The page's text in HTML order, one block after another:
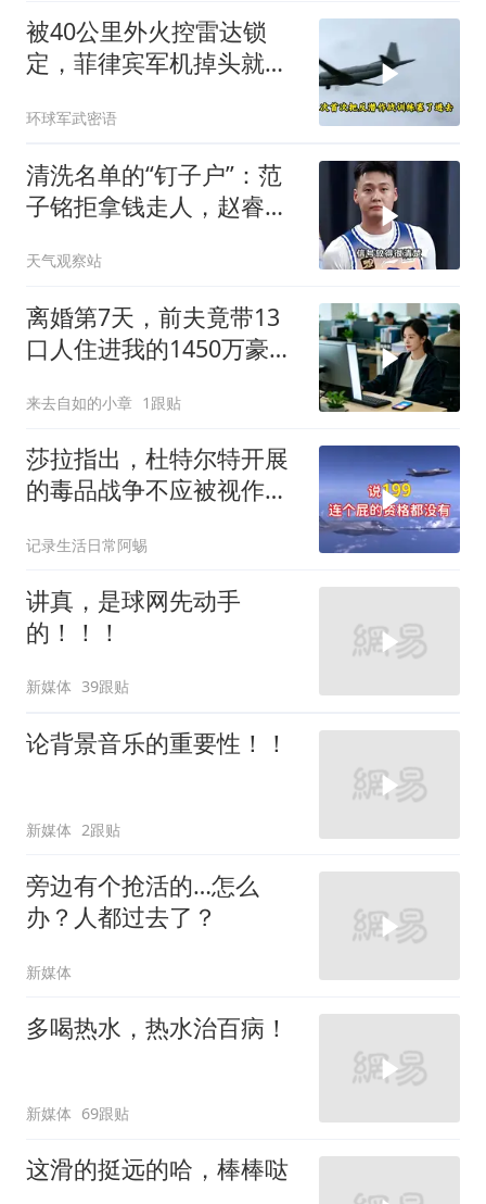
被40公里外火控雷达锁
定，菲律宾军机掉头就
场
环球军武密语
清洗名单的“钉子户”：范
子铭拒拿钱走人，赵睿亲
天气观察站
离婚第7天，前夫竟带13
口人住进我的1450万豪
来去自如的小章 1跟贴
莎拉指出，杜特尔特开展
的毒品战争不应被视作反
波扩大
记录生活日常阿蜴
讲真，是球网先动手
的！！！
新媒体 39跟贴
论背景音乐的重要性！！
新媒体 2跟贴
旁边有个抢活的…怎么
办？人都过去了？
新媒体
多喝热水，热水治百病！
新媒体 69跟贴
这滑的挺远的哈，棒棒哒